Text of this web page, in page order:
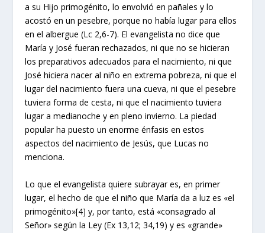
a su Hijo primogénito, lo envolvió en pañales y lo
acostó en un pesebre, porque no había lugar para ellos
en el albergue (Lc 2,6-7). El evangelista no dice que
María y José fueran rechazados, ni que no se hicieran
los preparativos adecuados para el nacimiento, ni que
José hiciera nacer al niño en extrema pobreza, ni que el
lugar del nacimiento fuera una cueva, ni que el pesebre
tuviera forma de cesta, ni que el nacimiento tuviera
lugar a medianoche y en pleno invierno. La piedad
popular ha puesto un enorme énfasis en estos
aspectos del nacimiento de Jesús, que Lucas no
menciona.
Lo que el evangelista quiere subrayar es, en primer
lugar, el hecho de que el niño que María da a luz es «el
primogénito»[4] y, por tanto, está «consagrado al
Señor» según la Ley (Ex 13,12; 34,19) y es «grande»